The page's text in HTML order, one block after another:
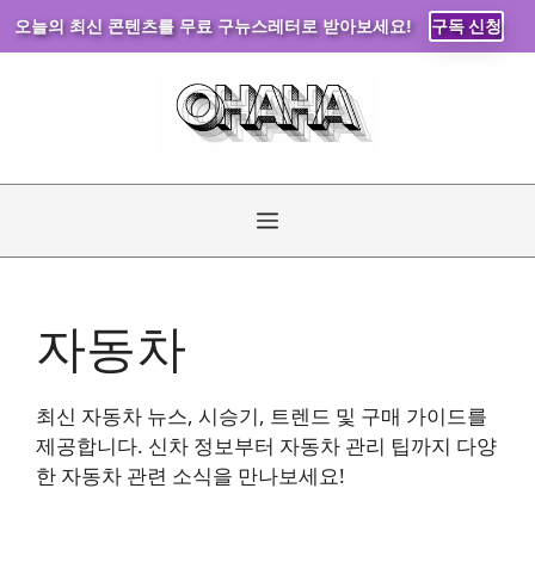
오늘의 최신 콘텐츠를 무료 구뉴스레터로 받아보세요! 구독 신청
건
메
자동차
최신 자동차 뉴스, 시승기, 트렌드 및 구매 가이드를
제공합니다. 신차 정보부터 자동차 관리 팁까지 다양
한 자동차 관련 소식을 만나보세요!